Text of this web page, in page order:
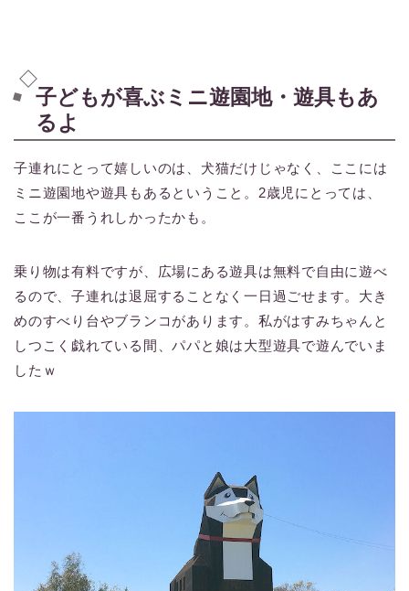
子どもが喜ぶミニ遊園地・遊具もあ
るよ
子連れにとって嬉しいのは、犬猫だけじゃなく、ここには
ミニ遊園地や遊具もあるということ。2歳児にとっては、
ここが一番うれしかったかも。
乗り物は有料ですが、広場にある遊具は無料で自由に遊べ
るので、子連れは退屈することなく一日過ごせます。大き
めのすべり台やブランコがあります。私がはすみちゃんと
しつこく戯れている間、パパと娘は大型遊具で遊んでいま
したｗ